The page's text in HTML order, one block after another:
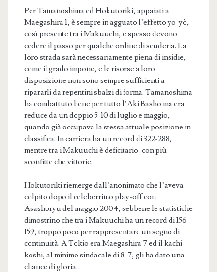
Per Tamanoshima ed Hokutoriki, appaiati a
Maegashira 1, è sempre in agguato l’effetto yo-yò,
così presente tra i Makuuchi, e spesso devono
cedere il passo per qualche ordine di scuderia. La
loro strada sarà necessariamente piena di insidie,
come il grado impone, e le risorse a loro
disposizione non sono sempre sufficienti a
ripararli da repentini sbalzi di forma. Tamanoshima
ha combattuto bene per tutto l’Aki Basho ma era
reduce da un doppio 5-10 di luglio e maggio,
quando già occupava la stessa attuale posizione in
classifica. In carriera ha un record di 322-288,
mentre tra i Makuuchi è deficitario, con più
sconfitte che vittorie.
Hokutoriki riemerge dall’anonimato che l’aveva
colpito dopo il celeberrimo play-off con
Asashoryu del maggio 2004, sebbene le statistiche
dimostrino che tra i Makuuchi ha un record di 156-
159, troppo poco per rappresentare un segno di
continuità. A Tokio era Maegashira 7 ed il kachi-
koshi, al minimo sindacale di 8-7, gli ha dato una
chance di gloria.